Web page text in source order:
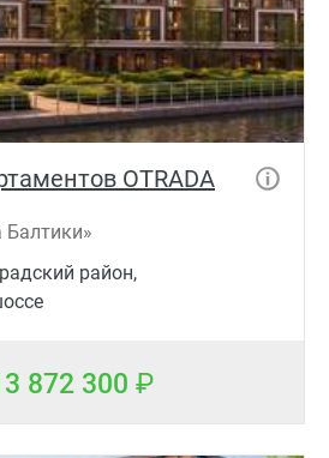
OTRADA
район,
872 300